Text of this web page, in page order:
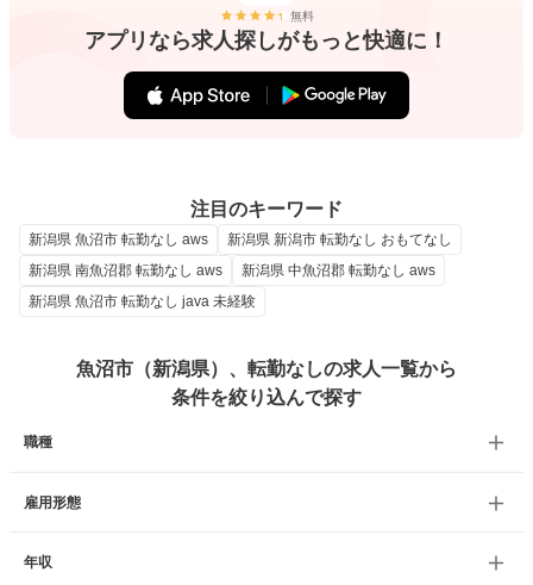
無料
アプリなら求人探しがもっと快適に！
注目のキーワード
新潟県 魚沼市 転勤なし aws
新潟県 新潟市 転勤なし おもてなし
新潟県 南魚沼郡 転勤なし aws
新潟県 中魚沼郡 転勤なし aws
新潟県 魚沼市 転勤なし java 未経験
魚沼市（新潟県）、転勤なしの求人一覧から
条件を絞り込んで探す
職種
雇用形態
年収